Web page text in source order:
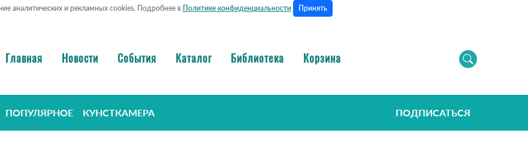
аналитических и рекламных cookies. Подробнее в Политике конфиденциальности Принять
Главная Новости События Каталог Библиотека Корзина
ПОПУЛЯРНОЕ КУНСТКАМЕРА ПОДПИСАТЬСЯ